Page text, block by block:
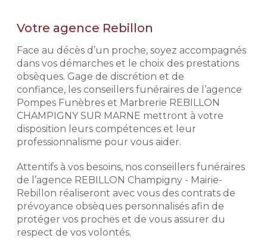
semelle, hors gravure, dans la limite
monuments et de la disponibilité des
granits. Remise d’un montant
maximum de 4 000 € TTC. Voir
conditions de l’offre en agence et
dans les mentions légales.
Demander un devis
Notre histoire repose sur
l'expérience de nos conseillers
funéraires. Exigeants, discrets et
respectueux, ils mettent leur
professionnalisme à votre service
afin de déterminer avec vous votre
budget et vos volontés afin de mieux
aborder votre démarche de
prévoyance obsèques.
obsèques
Prévoir ses obsèques, c'est choisir
les prestations qui vont venir
composer l'hommage. Pour des
prestations d'excellence et une prise
en charge de qualité, nous
Votre agence Rebillon
Face au décès d’un proche, soyez accompagnés
dans vos démarches et le choix des prestations
obsèques. Gage de discrétion et de
confiance, les conseillers funéraires de l’agence
Pompes Funèbres et Marbrerie REBILLON
CHAMPIGNY SUR MARNE mettront à votre
disposition leurs compétences et leur
professionnalisme pour vous aider.
Attentifs à vos besoins, nos conseillers funéraires
de l’agence REBILLON Champigny - Mairie-
Rebillon réaliseront avec vous des contrats de
prévoyance obsèques personnalisés afin de
protéger vos proches et de vous assurer du
respect de vos volontés.